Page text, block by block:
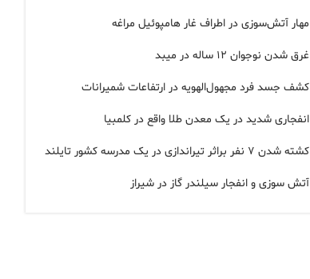
مهار آتش‌سوزی در اطراف غار هامپوئیل مراغه
غرق شدن نوجوان ۱۲ ساله در میبد
کشف جسد فرد مجهول‌الهویه در ارتفاعات شمیرانات
انفجاری شدید در یک معدن طلا واقع در کلمبیا
کشته شدن ۷ نفر براثر تیراندازی در یک مدرسه کشور تایلند
آتش سوزی و انفجار سیلندر گاز در شیراز